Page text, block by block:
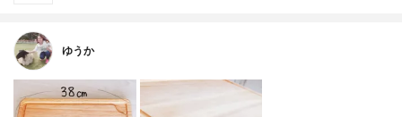
ゆうか